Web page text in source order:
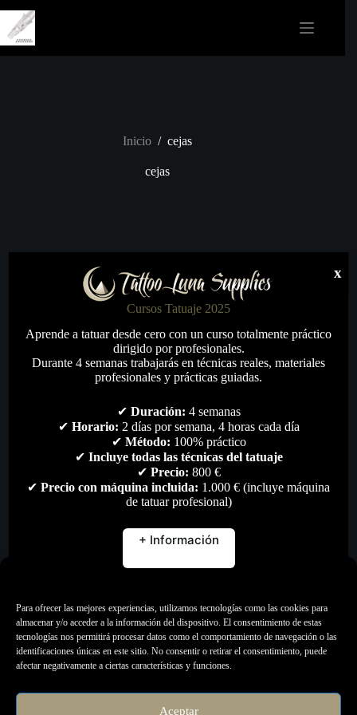
Para ofrecer las mejores experiencias, utilizamos tecnologías como las cookies para
almacenar y/o acceder a la información del dispositivo. El consentimiento de estas
tecnologías nos permitirá procesar datos como el comportamiento de navegación o las
identificaciones únicas en este sitio. No consentir o retirar el consentimiento, puede
afectar negativamente a ciertas características y funciones.
Aceptar
contenido
Inicio / cejas
cejas
Regla Microblading Metacrilato
13,00€
Accesorios,Material artístico,Todo
Cursos Tatuaje 2025
Aprende a tatuar desde cero con un curso totalmente práctico
dirigido por profesionales.
Durante 4 semanas trabajarás en técnicas reales, materiales
profesionales y prácticas guiadas.
✔ Duración: 4 semanas
✔ Horario: 2 días por semana, 4 horas cada día
✔ Método: 100% práctico
✔ Incluye todas las técnicas del tatuaje
✔ Precio: 800 €
✔ Precio con máquina incluida: 1.000 € (incluye máquina
de tatuar profesional)
+ Información
x